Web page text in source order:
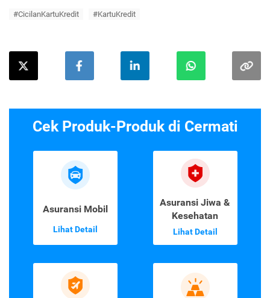
#CicilanKartuKredit #KartuKredit
Cek Produk-Produk di Cermati
Asuransi Mobil
Lihat Detail
Asuransi Jiwa &
Kesehatan
Lihat Detail